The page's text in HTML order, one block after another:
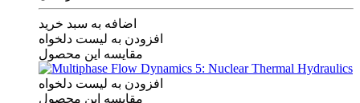
اضافه به سبد خرید
افزودن به لیست دلخواه
مقایسه این محصول
افزودن به لیست دلخواه
مقایسه این محصول